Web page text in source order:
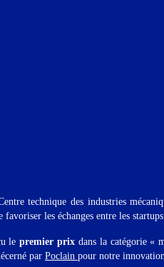
technique des industries
les échanges entre les
lepremier prix dans la catégorie «
par Poclain pour notre